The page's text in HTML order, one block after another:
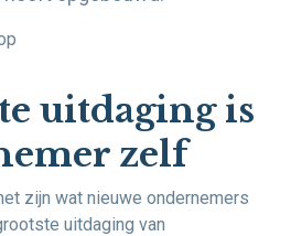
uitdaging is
zelf
zijn wat nieuwe ondernemers
uitdaging van